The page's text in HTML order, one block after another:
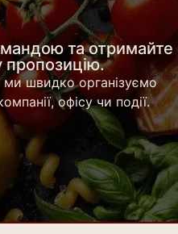
та отримайте
пропозицію.
ми швидко організуємо
офісу чи події.